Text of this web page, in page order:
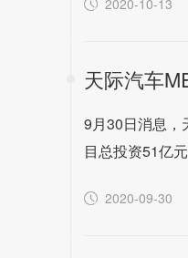
2020-10-13
天际汽车
9月30日消息，
目总投资51亿
2020-09-30